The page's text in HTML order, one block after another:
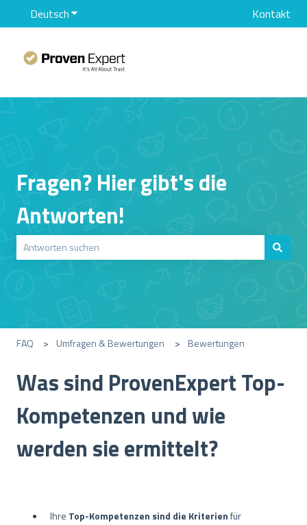
DeutschUntermenü für Übersetzungen anzeigenKontakt
Fragen? Hier gibt's die
Antworten!
FAQ Umfragen & Bewertungen Bewertungen
Was sind ProvenExpert Top-
Kompetenzen und wie
werden sie ermittelt?
Ihre Top-Kompetenzen sind die Kriterienfür